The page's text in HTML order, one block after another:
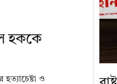
হককে
ও